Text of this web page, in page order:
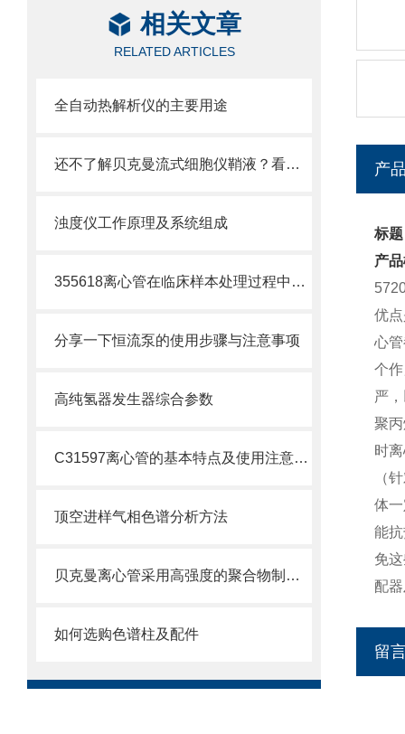
相关文章
RELATED ARTICLES
全自动热解析仪的主要用途
还不了解贝克曼流式细胞仪鞘液？看这里就对了！
浊度仪工作原理及系统组成
355618离心管在临床样本处理过程中的作用
分享一下恒流泵的使用步骤与注意事项
高纯氢器发生器综合参数
C31597离心管的基本特点及使用注意事项
顶空进样气相色谱分析方法
贝克曼离心管采用高强度的聚合物制造，具有优良的耐酸碱性
如何选购色谱柱及配件
产
标
产
优
心
个
严
聚
时
（
体
能
免
配
留